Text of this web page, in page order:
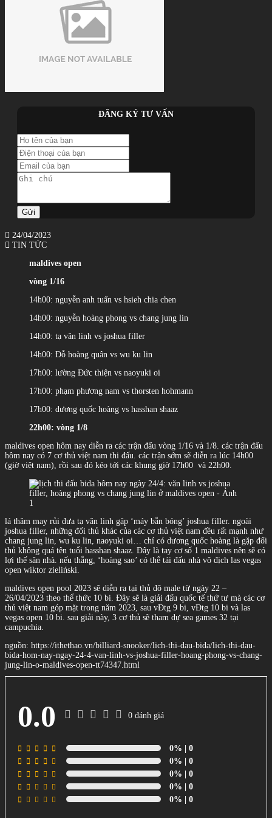
ĐĂNG KÝ TƯ VẤN
Gửi
24/04/2023
TIN TỨC
maldives open
vòng 1/16
14h00: nguyễn anh tuấn vs hsieh chia chen
14h00: nguyễn hoàng phong vs chang jung lin
14h00: tạ văn linh vs joshua filler
14h00: Đỗ hoàng quân vs wu ku lin
17h00: lường Đức thiện vs naoyuki oi
17h00: phạm phương nam vs thorsten hohmann
17h00: dương quốc hoàng vs hasshan shaaz
22h00: vòng 1/8
maldives open hôm nay diễn ra các trận đấu vòng 1/16 và 1/8. các trận đấu
hôm nay có 7 cơ thủ việt nam thi đấu. các trận sớm sẽ diễn ra lúc 14h00
(giờ việt nam), rồi sau đó kéo tới các khung giờ 17h00 và 22h00.
lá thăm may rủi đưa tạ văn linh gặp ‘máy bắn bóng’ joshua filler. ngoài
joshua filler, những đối thủ khác của các cơ thủ việt nam đều rất mạnh như
chang jung lin, wu ku lin, naoyuki oi… chỉ có dương quốc hoàng là gặp đối
thủ không quá tên tuổi hasshan shaaz. Đây là tay cơ số 1 maldives nên sẽ có
lợi thế sân nhà. nếu thắng, ‘hoàng sao’ có thể tái đấu nhà vô địch las vegas
open wiktor zieliński.
maldives open pool 2023 sẽ diễn ra tại thủ đô male từ ngày 22 –
26/04/2023 theo thể thức 10 bi. Đây sẽ là giải đấu quốc tế thứ tư mà các cơ
thủ việt nam góp mặt trong năm 2023, sau vĐtg 9 bi, vĐtg 10 bi và las
vegas open 10 bi. sau giải này, 3 cơ thủ sẽ tham dự sea games 32 tại
campuchia.
nguồn: https://ithethao.vn/billiard-snooker/lich-thi-dau-bida/lich-thi-dau-
bida-hom-nay-ngay-24-4-van-linh-vs-joshua-filler-hoang-phong-vs-chang-
jung-lin-o-maldives-open-tt74347.html
0.0 0 đánh giá
0% | 0
0% | 0
0% | 0
0% | 0
0% | 0